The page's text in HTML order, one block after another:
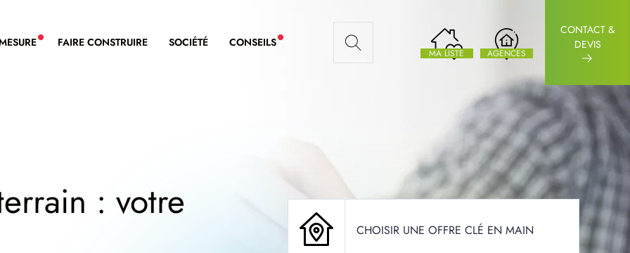
NOUVEAU SERVICE BDL EXTENSION
FAIRE CONSTRUIRE SOCIÉTÉ CONSEILS NOUVEAUX ARTICLES
MA LISTE AGENCES
CONTACT &
DEVIS
: votre
CHOISIR UNE OFFRE CLÉ EN MAIN